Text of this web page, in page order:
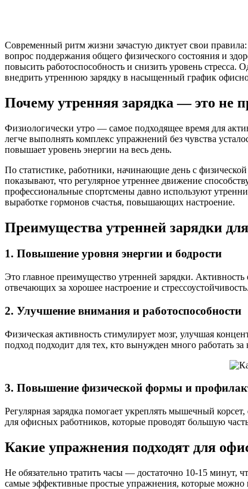
Современный ритм жизни зачастую диктует свои
вопрос поддержания общего физического состояния и
повысить работоспособность и снизить уровень стресса.
внедрить утреннюю зарядку в насыщенный график
Почему утренняя зарядка — это не
Физиологически утро — самое подходящее время для
легче выполнять комплекс упражнений без чувства
повышает уровень энергии на весь день.
По статистике, работники, начинающие день с
показывают, что регулярное утреннее движение
профессиональные спортсмены давно используют
выработке гормонов счастья, повышающих настроение.
Преимущества утренней зарядки
1. Повышение уровня энергии и бодрости
Это главное преимущество утренней зарядки.
отвечающих за хорошее настроение и
2. Улучшение внимания и работоспособности
Физическая активность стимулирует мозг, улучшая
подход подходит для тех, кто вынужден много работать
3. Повышение физической формы и
Регулярная зарядка помогает укреплять мышечный
для офисных работников, которые проводят большую
Какие упражнения подходят для
Не обязательно тратить часы — достаточно 10-15
самые эффективные простые упражнения, которые